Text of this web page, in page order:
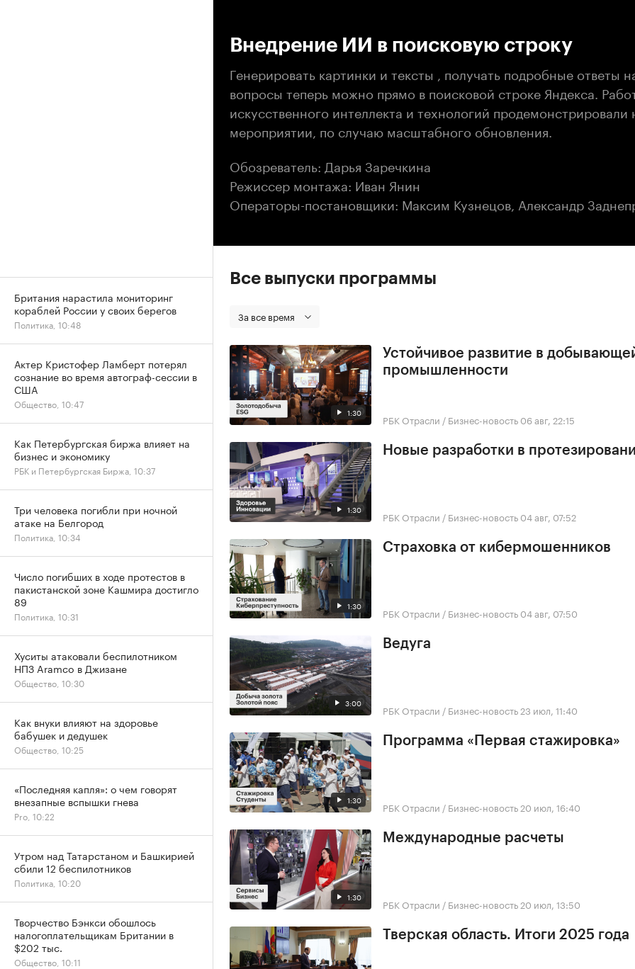
Внедрение ИИ в поисковую строку
Генерировать картинки и тексты , получать подробные ответы
вопросы теперь можно прямо в поисковой строке Яндекса.
искусственного интеллекта и технологий продемонстрировали
мероприятии, по случаю масштабного обновления.
Обозреватель: Дарья Заречкина
Режиссер монтажа: Иван Янин
Операторы-постановщики: Максим Кузнецов, Александр
Все выпуски программы
За все время
1:30
Устойчивое развитие в
промышленности
РБК Отрасли / Бизнес-новость 06 авг, 22:15
1:30
Новые разработки в
РБК Отрасли / Бизнес-новость 04 авг, 07:52
1:30
Страховка от кибермошенников
РБК Отрасли / Бизнес-новость 04 авг, 07:50
3:00
Ведуга
РБК Отрасли / Бизнес-новость 23 июл, 11:40
1:30
Программа «Первая стажировка»
РБК Отрасли / Бизнес-новость 20 июл, 16:40
1:30
Международные расчеты
РБК Отрасли / Бизнес-новость 20 июл, 13:50
Тверская область. Итоги 2025 года
Британия нарастила мониторинг
кораблей России у своих берегов
Политика, 10:48
Актер Кристофер Ламберт потерял
сознание во время автограф-сессии в
США
Общество, 10:47
Как Петербургская биржа влияет на
бизнес и экономику
РБК и Петербургская Биржа, 10:37
Три человека погибли при ночной
атаке на Белгород
Политика, 10:34
Число погибших в ходе протестов в
пакистанской зоне Кашмира достигло
89
Политика, 10:31
Хуситы атаковали беспилотником
НПЗ Aramco в Джизане
Общество, 10:30
Как внуки влияют на здоровье
бабушек и дедушек
Общество, 10:25
«Последняя капля»: о чем говорят
внезапные вспышки гнева
Pro, 10:22
Утром над Татарстаном и Башкирией
сбили 12 беспилотников
Политика, 10:20
Творчество Бэнкси обошлось
налогоплательщикам Британии в
$202 тыс.
Общество, 10:11